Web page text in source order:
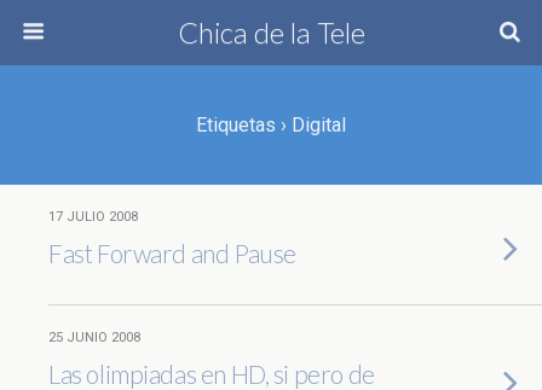
Chica de la Tele
Etiquetas › Digital
17 JULIO 2008
Fast Forward and Pause
25 JUNIO 2008
Las olimpiadas en HD, si pero de